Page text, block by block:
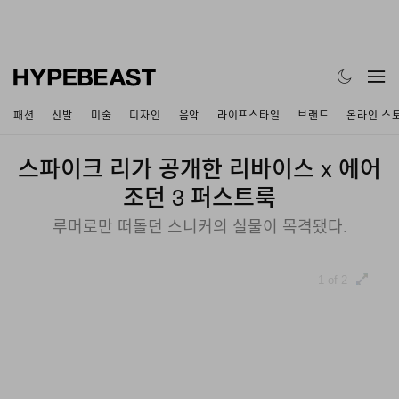
패션 신발 미술 디자인 음악 라이프스타일 브랜드 온라인 스
스파이크 리가 공개한 리바이스 x 에어
조던 3 퍼스트룩
루머로만 떠돌던 스니커의 실물이 목격됐다.